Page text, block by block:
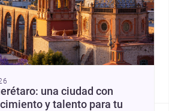
una ciudad con
y talento para tu